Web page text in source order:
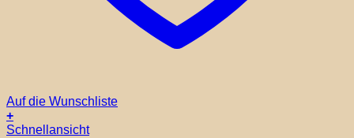
Auf die Wunschliste
+
Dieses
Schnellansicht